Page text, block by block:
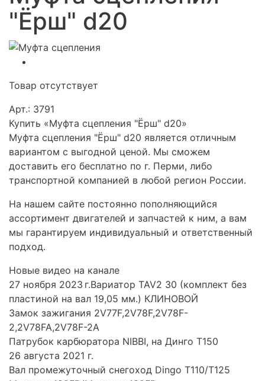
"Ёрш" d20
Товар отсутствует
Арт.: 3791
Купить «Муфта сцепления "Ёрш" d20»
Муфта сцепления "Ёрш" d20 является отличным
вариантом с выгодной ценой. Мы сможем
доставить его бесплатно по г. Перми, либо
транспортной компанией в любой регион России.
На нашем сайте постоянно пополняющийся
ассортимент двигателей и запчастей к ним, а вам
мы гарантируем индивидуальный и ответственный
подход.
Новые видео на канале
27 ноября 2023 г.Вариатор TAV2 30 (комплект без
пластиной на вал 19,05 мм.) КЛИНОВОЙ
Замок зажигания 2V77F,2V78F,2V78F-
2,2V78FA,2V78F-2A
Патрубок карбюратора NIBBI, на Динго Т150
26 августа 2021 г.
Вал промежуточный снегоход Dingo T110/T125